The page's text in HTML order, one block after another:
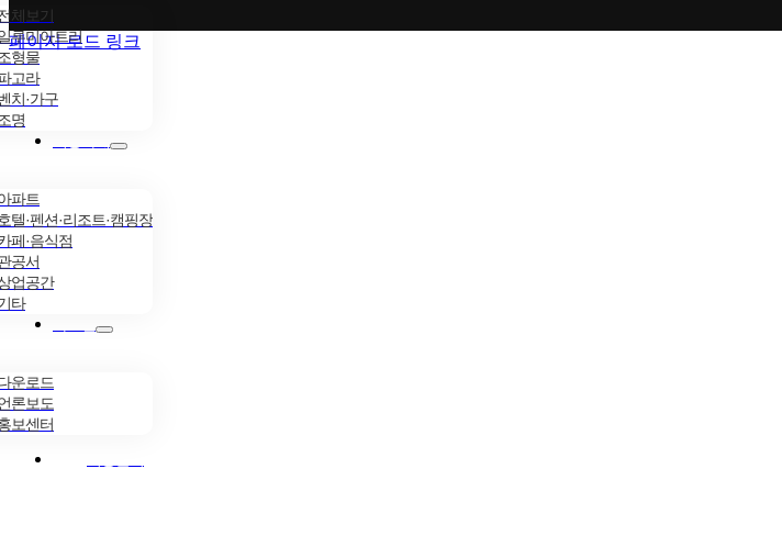
체보기
루미아트리
형물
고라
치·가구
명
파트
텔·펜션·리조트·캠핑장
페·음식점
공서
업공간
타
운로드
론보도
보센터
페이지 로드 링크